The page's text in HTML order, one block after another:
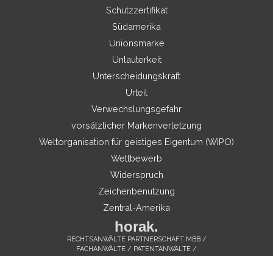
Schutzzertifikat
Südamerika
Unionsmarke
Unlauterkeit
Unterscheidungskraft
Urteil
Verwechslungsgefahr
vorsätzlicher Markenverletzung
Weltorganisation für geistiges Eigentum (WIPO)
Wettbewerb
Widerspruch
Zeichenbenutzung
Zentral-Amerika
horak.
RECHTSANWÄLTE PARTNERSCHAFT MBB /
FACHANWÄLTE / PATENTANWÄLTE /